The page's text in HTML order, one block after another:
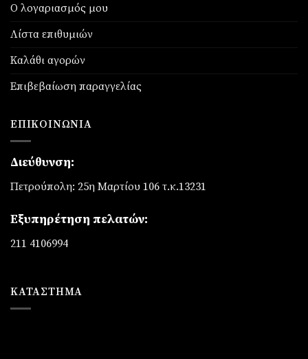
Ο λογαριασμός μου
Λίστα επιθυμιών
Καλάθι αγορών
Επιβεβαίωση παραγγελίας
ΕΠΙΚΟΙΝΩΝΊΑ
Διεύθυνση:
Πετρούπολη: 25η Μαρτίου 106 τ.κ.13231
Εξυπηρέτηση πελατών:
211 4106994
ΚΑΤΆΣΤΗΜΑ